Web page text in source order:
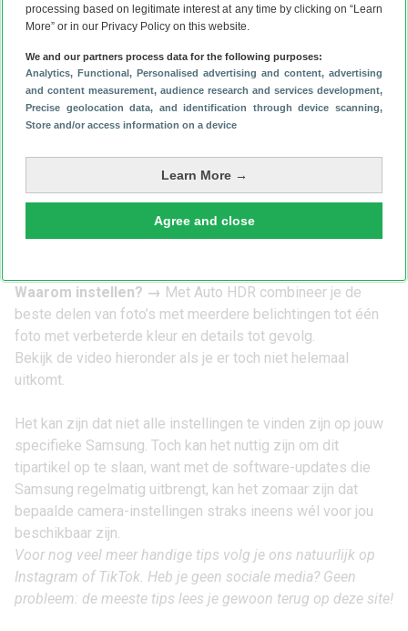
processing based on legitimate interest at any time by clicking on “Learn
More” or in our Privacy Policy on this website.
We and our partners process data for the following purposes:
Analytics, Functional, Personalised advertising and content, advertising
and content measurement, audience research and services development,
Precise geolocation data, and identification through device scanning,
Store and/or access information on a device
Learn More →
Agree and close
Zoek nu op ‘Camera Assistant’, hiervoor moet je iets naar
beneden scrollen;
Tik nu bovenaan op ‘Sneltoetsen voor zoomen’;
Zet hier alle drie de zoomopties (2x, 10x en 100x) aan.
Waarom instellen? →Voordelen van ze allemaal
inschakelen zijn sneller toegang krijgen tot elke zoomstand
bij onverwachte fotomomenten. Deze instelling is vooral
handig als je vaak wisselt tussen dichtbij en ver weg.
Tip 5: Auto HDR
Ga nu terug naar het vorige scherm: ‘Camera Assistant’;
Waarom instellen? → Met Auto HDR combineer je de
beste delen van foto’s met meerdere belichtingen tot één
foto met verbeterde kleur en details tot gevolg.
Bekijk de video hieronder als je er toch niet helemaal
uitkomt.
Het kan zijn dat niet alle instellingen te vinden zijn op jouw
specifieke Samsung. Toch kan het nuttig zijn om dit
tipartikel op te slaan, want met de software-updates die
Samsung regelmatig uitbrengt, kan het zomaar zijn dat
bepaalde camera-instellingen straks ineens wél voor jou
beschikbaar zijn.
Voor nog veel meer handige tips volg je ons natuurlijk op
Instagram of TikTok. Heb je geen sociale media? Geen
probleem: de meeste tips lees je gewoon terug op deze site!